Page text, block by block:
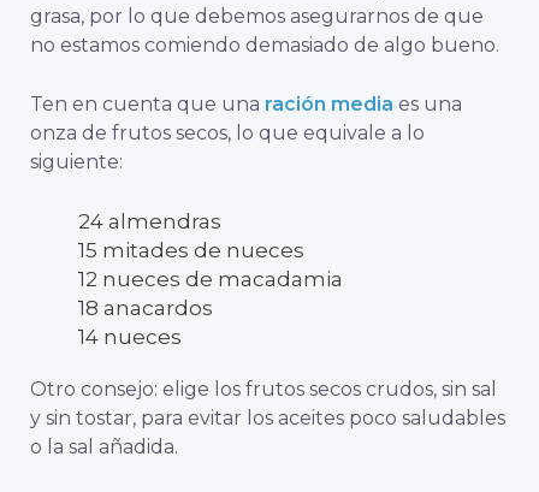
grasa, por lo que debemos asegurarnos de que
no estamos comiendo demasiado de algo bueno.
Ten en cuenta que una ración media es una
onza de frutos secos, lo que equivale a lo
siguiente:
24 almendras
15 mitades de nueces
12 nueces de macadamia
18 anacardos
14 nueces
Otro consejo: elige los frutos secos crudos, sin sal
y sin tostar, para evitar los aceites poco saludables
o la sal añadida.